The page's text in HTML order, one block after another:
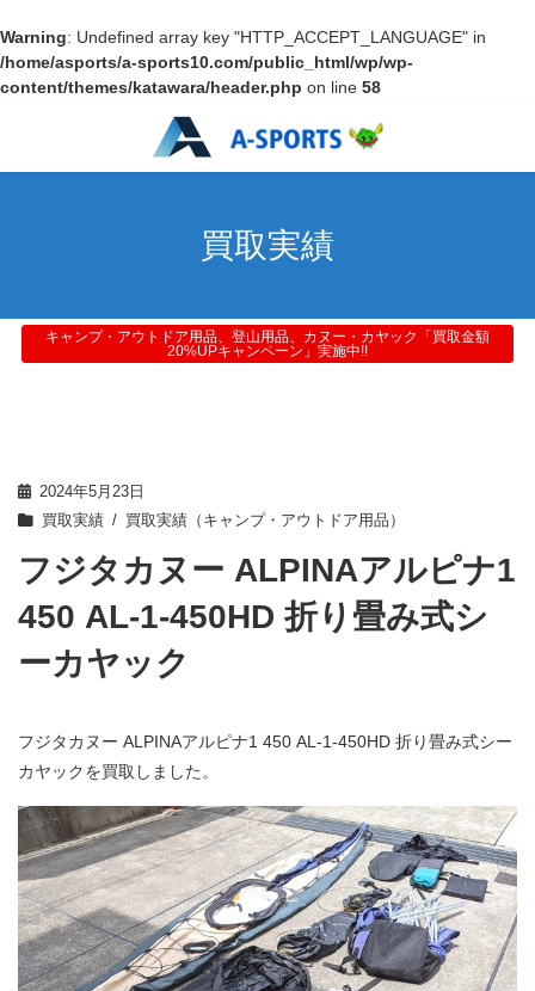
Warning: Undefined array key "HTTP_ACCEPT_LANGUAGE" in
/home/asports/a-sports10.com/public_html/wp/wp-
content/themes/katawara/header.php on line 58
買取実績
キャンプ・アウトドア用品、登山用品、カヌー・カヤック「買取金額
20%UPキャンペーン」実施中!!
2024年5月23日
買取実績
買取実績（キャンプ・アウトドア用品）
フジタカヌー ALPINAアルピナ1
450 AL-1-450HD 折り畳み式シ
ーカヤック
フジタカヌー ALPINAアルピナ1 450 AL-1-450HD 折り畳み式シー
カヤックを買取しました。